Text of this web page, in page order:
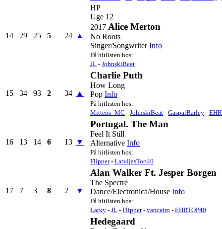
14 29 25 5 24 ▲
HP
Uge 12
2017 Alice Merton
No Roots
Singer/Songwriter Info
På hitlisten hos:
JL - JohnskiBeat
15 34 93 2 34 ▲
Charlie Puth
How Long
Pop Info
På hitlisten hos:
Mittens_MC - JohnskiBeat - GasparBarley -
16 13 14 6 13 ▼
Portugal. The Man
Feel It Still
Alternative Info
På hitlisten hos:
Flipper- LatvijasTop40
17 7 3 8 2 ▼
Alan Walker Ft. Jesper Borgen
The Spectre
Dance/Electronica/House Info
På hitlisten hos:
Larky - JL - Flipper- vancairo - EHRTOP40
Hedegaard